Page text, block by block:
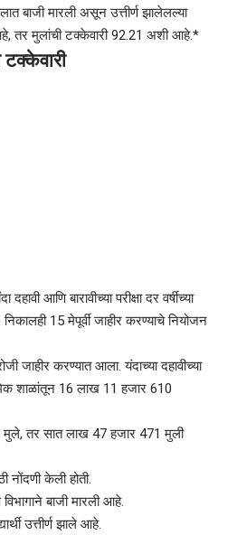
बाजी मारली असून उत्तीर्ण झालेलल्या
तर मुलांची टक्केवारी 92.21 अशी आहे.*
टक्केवारी
आणि बारावीच्या परीक्षा दर वर्षीच्या
15 मेपूर्वी जाहीर करण्याचे नियोजन
जाहीर करण्यात आला. यंदाच्या दहावीच्या
शाळांतून 16 लाख 11 हजार 610
तर सात लाख 47 हजार 471 मुली
नोंदणी केली होती.
बाजी मारली आहे.
उत्तीर्ण झाले आहे.